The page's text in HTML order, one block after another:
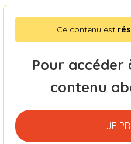
Ce contenu est
Pour
contenu
JE